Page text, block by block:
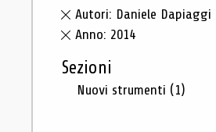
Autori: Daniele Dapiaggi
Anno: 2014
Sezioni
Nuovi strumenti (1)